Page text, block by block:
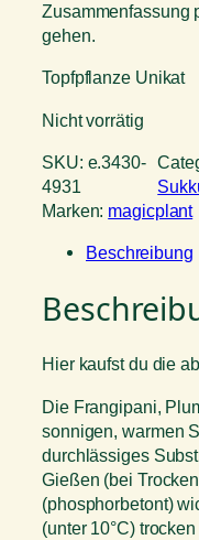
Zusammenfassung
gehen.
Topfpflanze Unikat
Nicht vorrätig
SKU: e.3430-
4931
Marken: magicplant
Beschreibung
Hier kaufst du die
Die Frangipani,
sonnigen, warmen
durchlässiges
Gießen (bei
(phosphorbetont)
(unter 10°C)